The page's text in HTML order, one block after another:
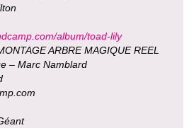
album/toad-lily
ARBRE MAGIQUE REEL
– Marc Namblard